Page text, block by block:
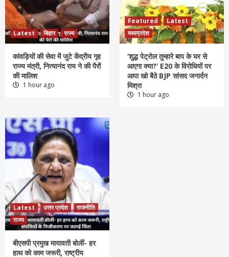
Latest बिहार राज्य
कांवड़ियों की सेवा में जुटे केंद्रीय गृह
राज्य मंत्री, नित्यानंद राय ने की पैरों
की मालिश
1 hour ago
Featured
Latest
मध्यप्रदेश
‘शुद्ध पेट्रोल तुम्हारे बाप के घर से
आएगा क्या?’ E20 के विरोधियों पर
आपा खो बैठे BJP सांसद जनार्दन
मिश्रा
1 hour ago
Latest उत्तर प्रदेश
राजनीति
राज्य
बीएसपी प्रमुख मायावती बोलीं- हर
हाथ को काम जरूरी, राष्ट्रीय